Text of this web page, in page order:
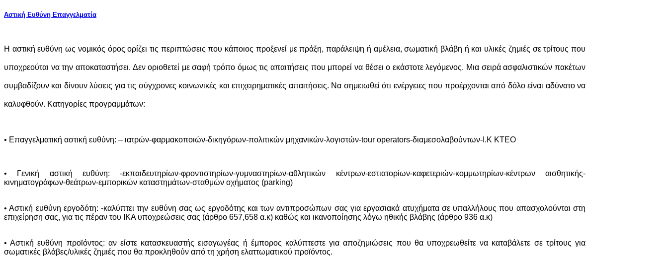
Αστική Ευθύνη Επαγγελματία
Η αστική ευθύνη ως νομικός όρος ορίζει τις περιπτώσεις που κάποιος προξενεί με πράξη, παράλειψη ή αμέλεια, σωματική βλάβη ή και υλικές ζημιές σε τρίτους που
υποχρεούται να την αποκαταστήσει. Δεν οριοθετεί με σαφή τρόπο όμως τις απαιτήσεις που μπορεί να θέσει ο εκάστοτε λεγόμενος. Μια σειρά ασφαλιστικών πακέτων
συμβαδίζουν και δίνουν λύσεις για τις σύγχρονες κοινωνικές και επιχειρηματικές απαιτήσεις. Να σημειωθεί ότι ενέργειες που προέρχονται από δόλο είναι αδύνατο να
καλυφθούν. Κατηγορίες προγραμμάτων:
• Επαγγελματική αστική ευθύνη: – ιατρών-φαρμακοποιών-δικηγόρων-πολιτικών μηχανικών-λογιστών-tour operators-διαμεσολαβούντων-Ι.Κ ΚΤΕΟ
• Γενική αστική ευθύνη: -εκπαιδευτηρίων-φροντιστηρίων-γυμναστηρίων-αθλητικών κέντρων-εστιατορίων-καφετεριών-κομμωτηρίων-κέντρων αισθητικής-
κινηματογράφων-θεάτρων-εμπορικών καταστημάτων-σταθμών οχήματος (parking)
• Αστική ευθύνη εργοδότη: -καλύπτει την ευθύνη σας ως εργοδότης και των αντιπροσώπων σας για εργασιακά ατυχήματα σε υπαλλήλους που απασχολούνται στη
επιχείρηση σας, για τις πέραν του ΙΚΑ υποχρεώσεις σας (άρθρο 657,658 α.κ) καθώς και ικανοποίησης λόγω ηθικής βλάβης (άρθρο 936 α.κ)
• Αστική ευθύνη προϊόντος: αν είστε κατασκευαστής εισαγωγέας ή έμπορος καλύπτεστε για αποζημιώσεις που θα υποχρεωθείτε να καταβάλετε σε τρίτους για
σωματικές βλάβες/υλικές ζημιές που θα προκληθούν από τη χρήση ελαττωματικού προϊόντος.